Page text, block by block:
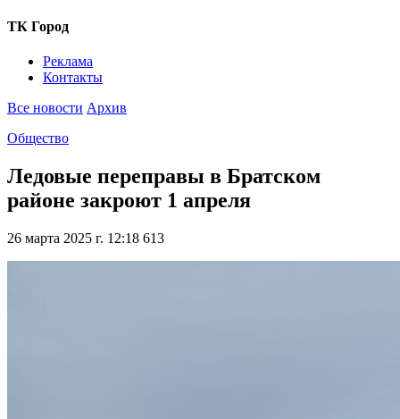
ТК Город
Реклама
Контакты
Все новости Архив
Общество
Ледовые переправы в Братском
районе закроют 1 апреля
26 марта 2025 г. 12:18 613